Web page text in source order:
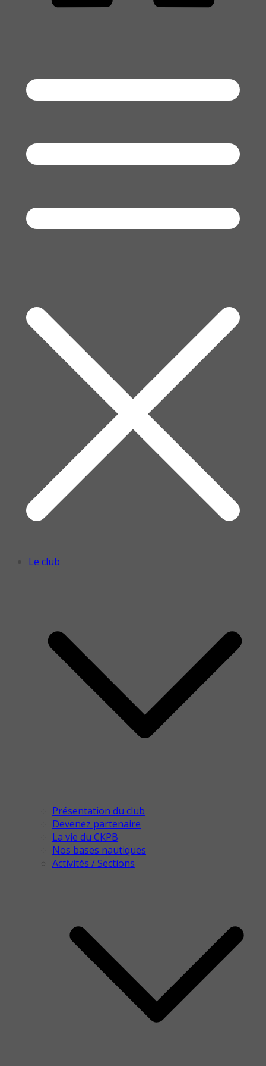
Le club
Présentation du club
Devenez partenaire
La vie du CKPB
Nos bases nautiques
Activités / Sections